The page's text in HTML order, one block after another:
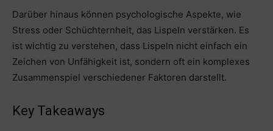
Darüber hinaus können psychologische Aspekte, wie
Stress oder Schüchternheit, das Lispeln verstärken. Es
ist wichtig zu verstehen, dass Lispeln nicht einfach ein
Zeichen von Unfähigkeit ist, sondern oft ein komplexes
Zusammenspiel verschiedener Faktoren darstellt.
Key Takeaways